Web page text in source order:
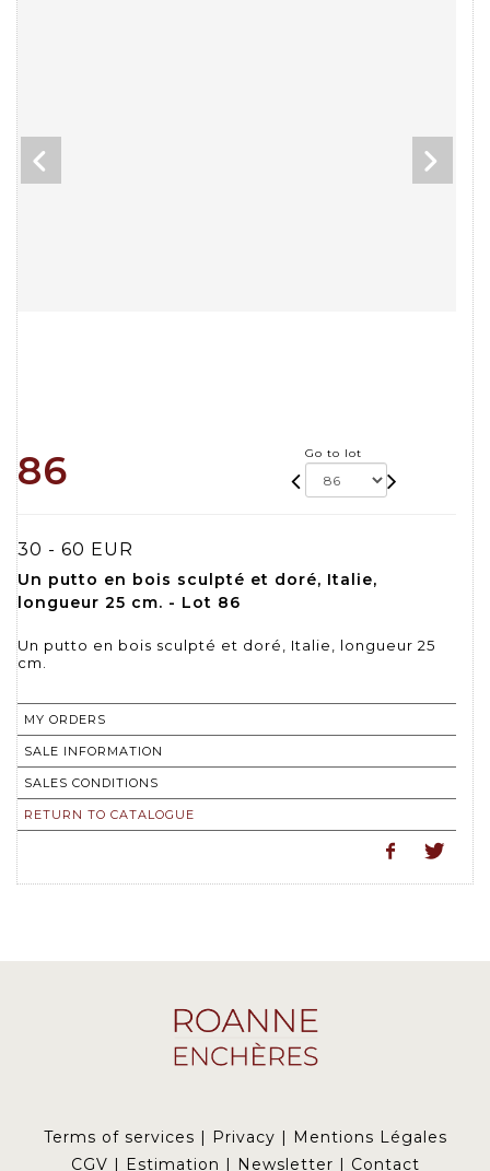
86 Go to lot
30 - 60 EUR
Un putto en bois sculpté et doré, Italie,
longueur 25 cm. - Lot 86
Un putto en bois sculpté et doré, Italie, longueur 25
cm.
MY ORDERS
SALE INFORMATION
SALES CONDITIONS
RETURN TO CATALOGUE
Terms of services Privacy
Mentions Légales
CGV
Estimation Newsletter Contact